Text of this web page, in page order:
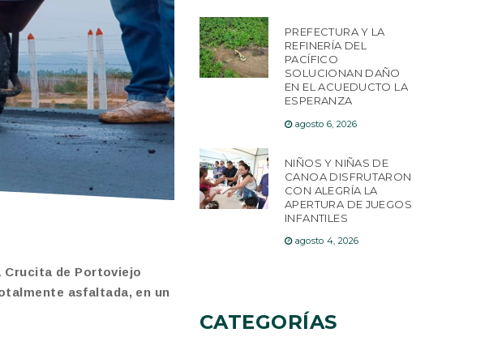
Crucita de Portoviejo
asfaltada, en un
PREFECTURA Y LA
REFINERÍA DEL
PACÍFICO
SOLUCIONAN DAÑO
EN EL ACUEDUCTO LA
ESPERANZA
agosto 6, 2026
NIÑOS Y NIÑAS DE
CANOA DISFRUTARON
CON ALEGRÍA LA
APERTURA DE JUEGOS
INFANTILES
agosto 4, 2026
CATEGORÍAS